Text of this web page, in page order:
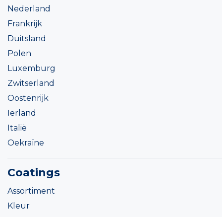
Nederland
Frankrijk
Duitsland
Polen
Luxemburg
Zwitserland
Oostenrijk
Ierland
Italië
Oekraïne
Coatings
Assortiment
Kleur